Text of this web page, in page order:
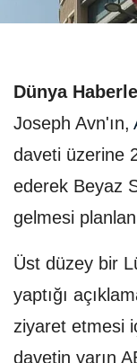
Dünya
Joseph Avn'ın,
daveti üzerine
ederek Beyaz
gelmesi
Üst düzey bir
yaptığı
ziyaret etmesi
davetin yarın